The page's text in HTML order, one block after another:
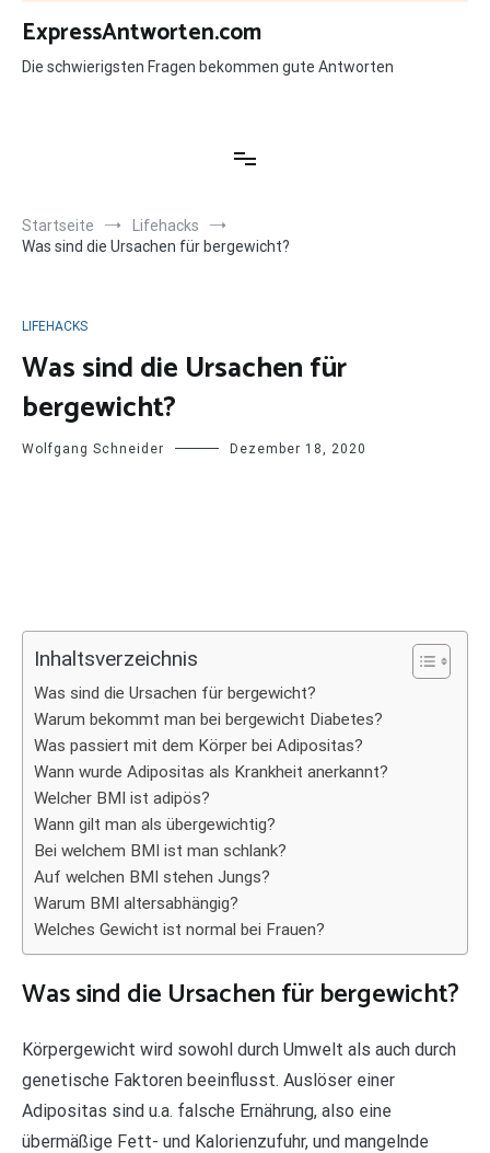
Zum
Inhalt
springen
ExpressAntworten.com
Die schwierigsten Fragen bekommen gute Antworten
Startseite
Lifehacks
Was sind die Ursachen für bergewicht?
LIFEHACKS
Was sind die Ursachen für
bergewicht?
Wolfgang Schneider Dezember 18, 2020
Inhaltsverzeichnis
Was sind die Ursachen für bergewicht?
Warum bekommt man bei bergewicht Diabetes?
Was passiert mit dem Körper bei Adipositas?
Wann wurde Adipositas als Krankheit anerkannt?
Welcher BMI ist adipös?
Wann gilt man als übergewichtig?
Bei welchem BMI ist man schlank?
Auf welchen BMI stehen Jungs?
Warum BMI altersabhängig?
Welches Gewicht ist normal bei Frauen?
Was sind die Ursachen für bergewicht?
Körpergewicht wird sowohl durch Umwelt als auch durch
genetische Faktoren beeinflusst. Auslöser einer
Adipositas sind u.a. falsche Ernährung, also eine
übermäßige Fett- und Kalorienzufuhr, und mangelnde